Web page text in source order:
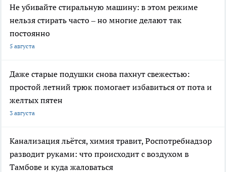
Не убивайте стиральную машину: в этом режиме
нельзя стирать часто – но многие делают так
постоянно
5 августа
Даже старые подушки снова пахнут свежестью:
простой летний трюк помогает избавиться от пота и
желтых пятен
3 августа
Канализация льётся, химия травит, Роспотребнадзор
разводит руками: что происходит с воздухом в
Тамбове и куда жаловаться